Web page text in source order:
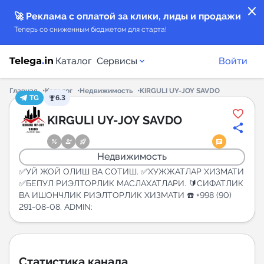
close
🚀 Реклама с оплатой за клики, лиды и продажи
Теперь со сниженным бюджетом для старта!
Каталог Сервисы
Каталог каналов
Каталог ботов
Горящие предложения
Индекс читаемости каналов в Telegram
New
Войти
Главная Каталог Недвижимость
KIRGULI UY-JOY SAVDO
TG
6.3
KIRGULI UY-JOY SAVDO
Недвижимость
✅УЙ ЖОЙ ОЛИШ ВА СОТИШ. ✅ХУЖЖАТЛАР ХИЗМАТИ
✅БЕПУЛ РИЭЛТОРЛИК МАСЛАХАТЛАРИ. 🔰СИФАТЛИК
ВА ИШОНЧЛИК РИЭЛТОРЛИК ХИЗМАТИ ☎️ +998 (90)
291-08-08. ADMIN: